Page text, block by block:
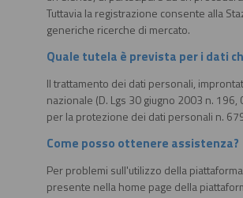
Tuttavia la registrazione consente alla
generiche ricerche di mercato.
Quale tutela è prevista per i dati
Il trattamento dei dati personali,
nazionale (D. Lgs 30 giugno 2003 n.
per la protezione dei dati personali n.
Come posso ottenere assistenza?
Per problemi sull'utilizzo della
presente nella home page della